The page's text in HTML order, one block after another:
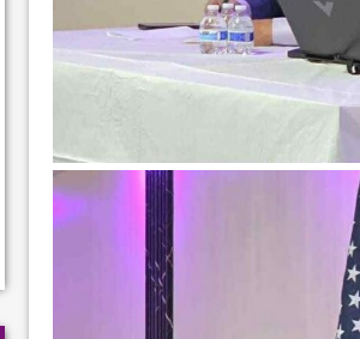
الكاتب والباحث يعقوب ابونا .. الكتابة مسؤولية
كبير...